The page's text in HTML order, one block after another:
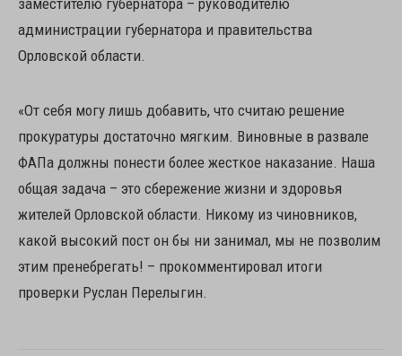
администрации губернатора и правительства
Орловской области.
«От себя могу лишь добавить, что считаю решение
прокуратуры достаточно мягким. Виновные в развале
ФАПа должны понести более жесткое наказание. Наша
общая задача – это сбережение жизни и здоровья
жителей Орловской области. Никому из чиновников,
какой высокий пост он бы ни занимал, мы не позволим
этим пренебрегать! – прокомментировал итоги
проверки Руслан Перелыгин.